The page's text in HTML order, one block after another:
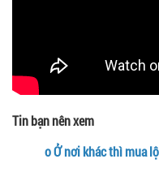
Tin bạn nên xem
oỞ nơi khác thì mua